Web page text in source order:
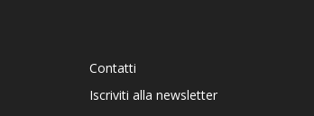
Contatti
Iscriviti alla newsletter